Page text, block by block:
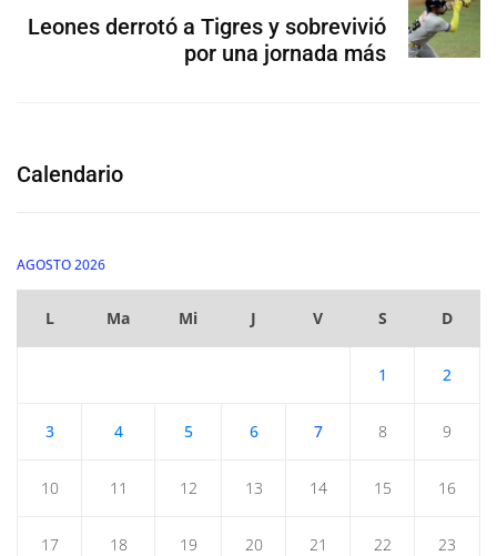
Leones derrotó a Tigres y sobrevivió
por una jornada más
Calendario
AGOSTO 2026
L Ma Mi J V S D
1 2
3 4 5 6 7 8 9
10 11 12 13 14 15 16
17 18 19 20 21 22 23